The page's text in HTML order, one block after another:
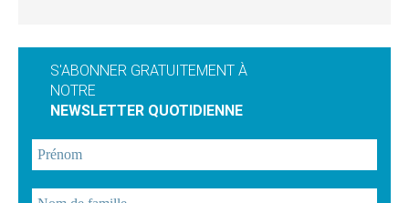
S'ABONNER GRATUITEMENT À
NOTRE
NEWSLETTER QUOTIDIENNE